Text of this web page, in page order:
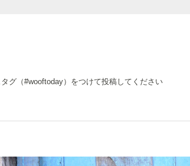
グ （#wooftoday）をつけて投稿してください